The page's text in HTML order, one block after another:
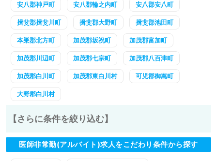
安八郡神戸町 安八郡輪之内町 安八郡安八町
揖斐郡揖斐川町 揖斐郡大野町 揖斐郡池田町
本巣郡北方町 加茂郡坂祝町 加茂郡富加町
加茂郡川辺町 加茂郡七宗町 加茂郡八百津町
加茂郡白川町 加茂郡東白川村 可児郡御嵩町
大野郡白川村
【さらに条件を絞り込む】
医師非常勤(アルバイト)求人をこだわり条件から探す